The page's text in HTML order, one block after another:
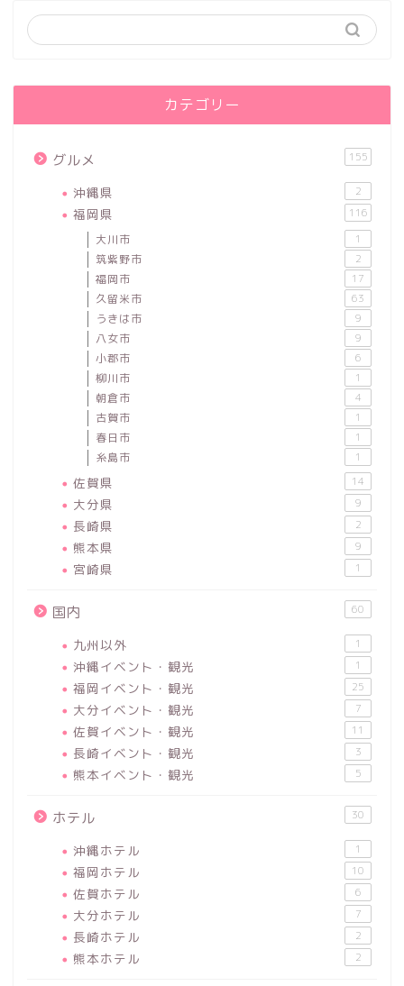
カテゴリー
グルメ 155
沖縄県 2
福岡県 116
大川市 1
筑紫野市 2
福岡市 17
久留米市 63
うきは市 9
八女市 9
小郡市 6
柳川市 1
朝倉市 4
古賀市 1
春日市 1
糸島市 1
佐賀県 14
大分県 9
長崎県 2
熊本県 9
宮崎県 1
国内 60
九州以外 1
沖縄イベント・観光 1
福岡イベント・観光 25
大分イベント・観光 7
佐賀イベント・観光 11
長崎イベント・観光 3
熊本イベント・観光 5
ホテル 30
沖縄ホテル 1
福岡ホテル 10
佐賀ホテル 6
大分ホテル 7
長崎ホテル 2
熊本ホテル 2